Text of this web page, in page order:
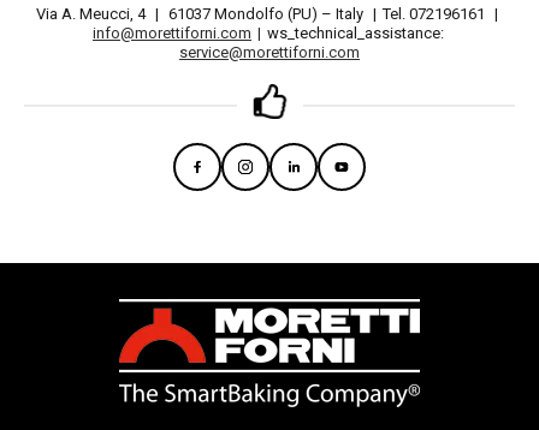
Via A. Meucci, 4 | 61037 Mondolfo (PU) – Italy | Tel. 072196161
|
info@morettiforni.com | ws_technical_assistance:
service@morettiforni.com